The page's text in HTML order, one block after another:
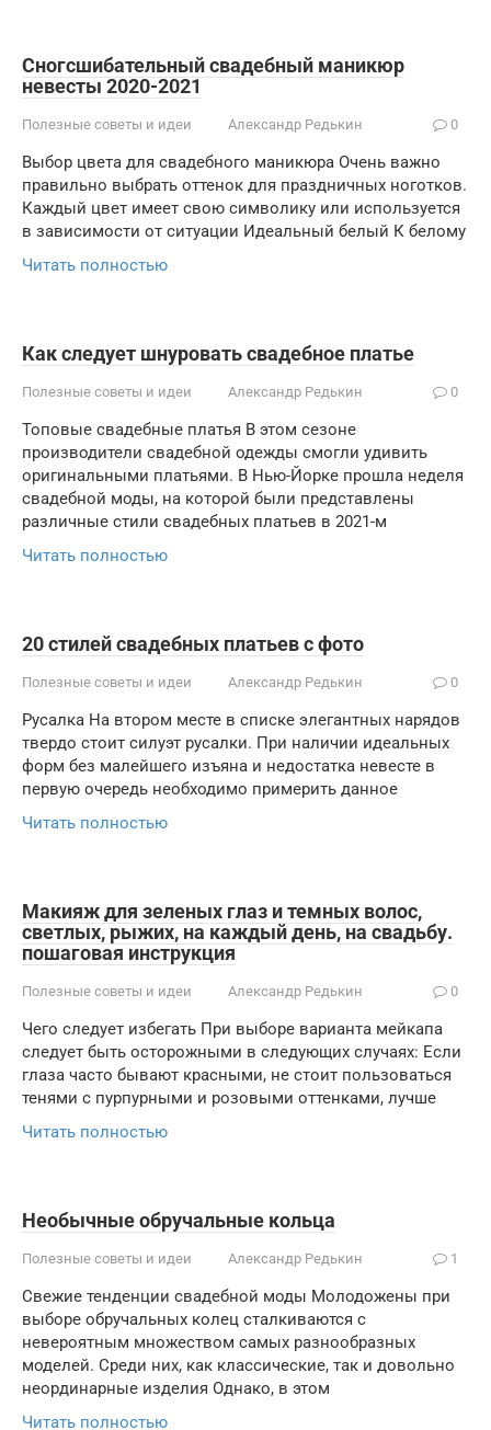
Сногсшибательный свадебный маникюр
невесты 2020-2021
Полезные советы и идеи Александр Редькин 0
Выбор цвета для свадебного маникюра Очень важно
правильно выбрать оттенок для праздничных ноготков.
Каждый цвет имеет свою символику или используется
в зависимости от ситуации Идеальный белый К белому
Читать полностью
Как следует шнуровать свадебное платье
Полезные советы и идеи Александр Редькин 0
Топовые свадебные платья В этом сезоне
производители свадебной одежды смогли удивить
оригинальными платьями. В Нью-Йорке прошла неделя
свадебной моды, на которой были представлены
различные стили свадебных платьев в 2021-м
Читать полностью
20 стилей свадебных платьев с фото
Полезные советы и идеи Александр Редькин 0
Русалка На втором месте в списке элегантных нарядов
твердо стоит силуэт русалки. При наличии идеальных
форм без малейшего изъяна и недостатка невесте в
первую очередь необходимо примерить данное
Читать полностью
Макияж для зеленых глаз и темных волос,
светлых, рыжих, на каждый день, на свадьбу.
пошаговая инструкция
Полезные советы и идеи Александр Редькин 0
Чего следует избегать При выборе варианта мейкапа
следует быть осторожными в следующих случаях: Если
глаза часто бывают красными, не стоит пользоваться
тенями с пурпурными и розовыми оттенками, лучше
Читать полностью
Необычные обручальные кольца
Полезные советы и идеи Александр Редькин 1
Свежие тенденции свадебной моды Молодожены при
выборе обручальных колец сталкиваются с
невероятным множеством самых разнообразных
моделей. Среди них, как классические, так и довольно
неординарные изделия Однако, в этом
Читать полностью